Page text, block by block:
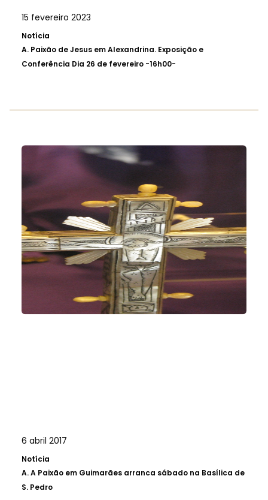
15 fevereiro 2023
Notícia
A. Paixão de Jesus em Alexandrina. Exposição e
Conferência Dia 26 de fevereiro -16h00-
6 abril 2017
Notícia
A.A Paixão em Guimarães arranca sábado na Basílica de
S. Pedro